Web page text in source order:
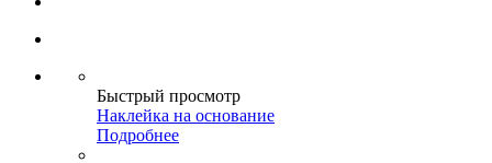
Быстрый просмотр
Наклейка на основание
Подробнее